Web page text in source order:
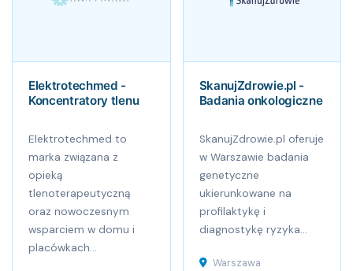
Elektrotechmed -
Koncentratory tlenu
Elektrotechmed to
marka związana z
opieką
tlenoterapeutyczną
oraz nowoczesnym
wsparciem w domu i
placówkach...
SkanujZdrowie.pl -
Badania onkologiczne
SkanujZdrowie.pl oferuje
w Warszawie badania
genetyczne
ukierunkowane na
profilaktykę i
diagnostykę ryzyka...
Warszawa